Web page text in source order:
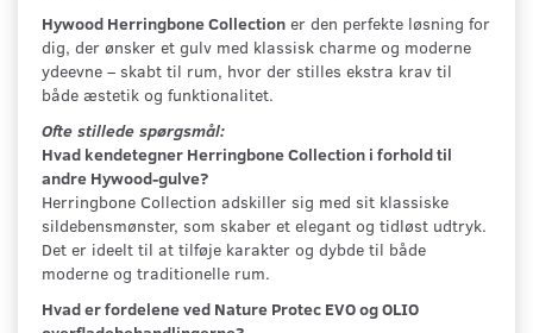
Hywood Herringbone Collection er den perfekte løsning for
dig, der ønsker et gulv med klassisk charme og moderne
ydeevne – skabt til rum, hvor der stilles ekstra krav til
både æstetik og funktionalitet.
Ofte stillede spørgsmål:
Hvad kendetegner Herringbone Collection i forhold til
andre Hywood-gulve?
Herringbone Collection adskiller sig med sit klassiske
sildebensmønster, som skaber et elegant og tidløst udtryk.
Det er ideelt til at tilføje karakter og dybde til både
moderne og traditionelle rum.
Hvad er fordelene ved Nature Protec EVO og OLIO